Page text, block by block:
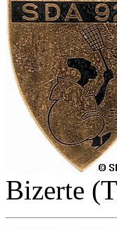
Bizerte